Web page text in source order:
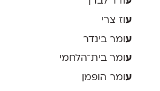
ע וז צרי
עומר בינדר
ע ומר בית־הלחמי
ע ומר הופמן